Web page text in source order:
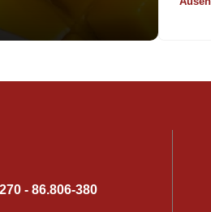
o apoio a Rodolfo,
- 86.806-380